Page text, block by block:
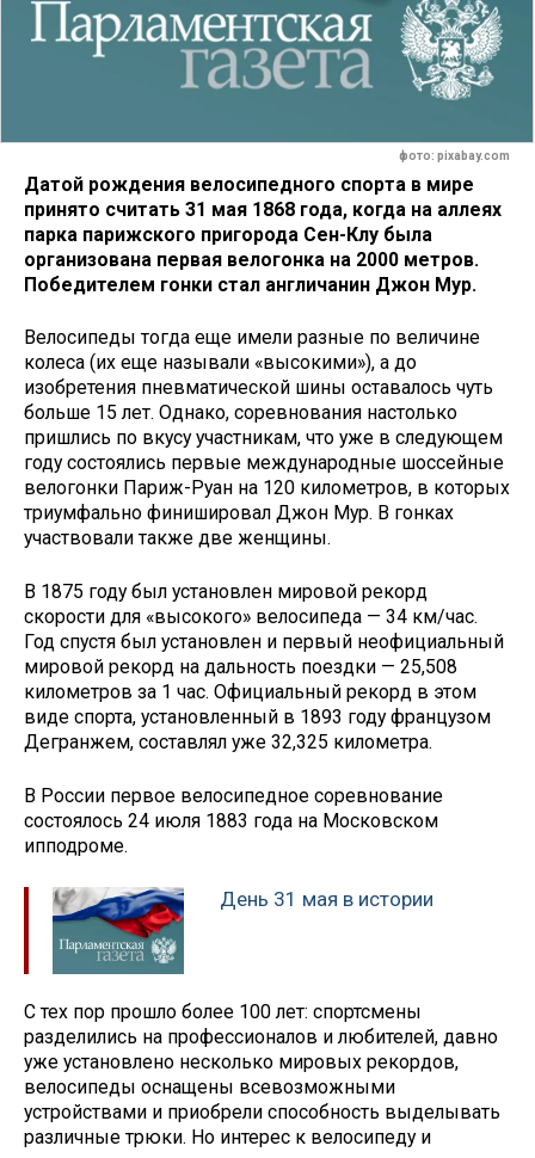
фото: pixabay.com
Датой рождения велосипедного спорта в мире
принято считать 31 мая 1868 года, когда на аллеях
парка парижского пригорода Сен-Клу была
организована первая велогонка на 2000 метров.
Победителем гонки стал англичанин Джон Мур.
Велосипеды тогда еще имели разные по величине
колеса (их еще называли «высокими»), а до
изобретения пневматической шины оставалось чуть
больше 15 лет. Однако, соревнования настолько
пришлись по вкусу участникам, что уже в следующем
году состоялись первые международные шоссейные
велогонки Париж-Руан на 120 километров, в которых
триумфально финишировал Джон Мур. В гонках
участвовали также две женщины.
В 1875 году был установлен мировой рекорд
скорости для «высокого» велосипеда — 34 км/час.
Год спустя был установлен и первый неофициальный
мировой рекорд на дальность поездки — 25,508
километров за 1 час. Официальный рекорд в этом
виде спорта, установленный в 1893 году французом
Дегранжем, составлял уже 32,325 километра.
В России первое велосипедное соревнование
состоялось 24 июля 1883 года на Московском
ипподроме.
День 31 мая в истории
С тех пор прошло более 100 лет: спортсмены
разделились на профессионалов и любителей, давно
уже установлено несколько мировых рекордов,
велосипеды оснащены всевозможными
устройствами и приобрели способность выделывать
различные трюки. Но интерес к велосипеду и